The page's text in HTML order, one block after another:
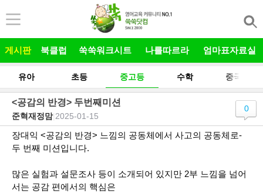
게시판 북클럽 쑥쑥워크시트 나를따르라 엄마표자료실
유아 초등 중고등 수학 중국어
<공감의 반경> 두번째미션
준혁재정맘| 2025-01-15
0
장대익 <공감의 반경> 느낌의 공동체에서 사고의 공동체로-
두 번째 미션입니다.
많은 실험과 설문조사 등이 소개되어 있지만 2부 느낌을 넘어
서는 공감 편에서의 핵심은